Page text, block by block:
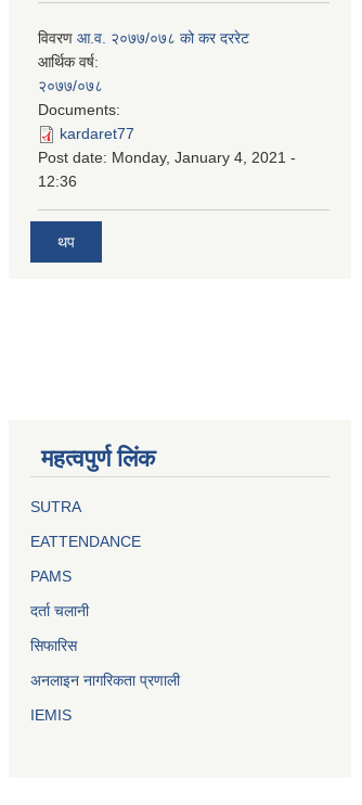
विवरण आ.व. २०७७/०७८ को कर दररेट
आर्थिक वर्ष:
२०७७/०७८
Documents:
kardaret77
Post date: Monday, January 4, 2021 -
12:36
थप
महत्वपुर्ण लिंक
SUTRA
EATTENDANCE
PAMS
दर्ता चलानी
सिफारिस
अनलाइन नागरिकता प्रणाली
IEMIS